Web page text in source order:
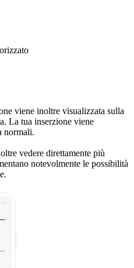
viene inoltre visualizzata sulla
La tua inserzione viene
normali.
vedere direttamente più
notevolmente le possibilità